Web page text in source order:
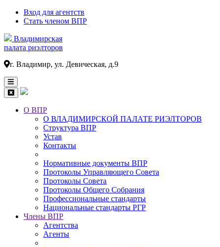
Вход для агентств
Стать членом ВПР
Владимирская
палата риэлторов
г. Владимир, ул. Девическая, д.9
Основная
навигация
О ВПР
О ВЛАДИМИРСКОЙ ПАЛАТЕ РИЭЛТОРОВ
Структура ВПР
Устав
Контакты
Нормативные документы ВПР
Протоколы Управляющего Совета
Протоколы Совета
Протоколы Общего Собрания
Профессиональные стандарты
Национальные стандарты РГР
Члены ВПР
Агентства
Агенты